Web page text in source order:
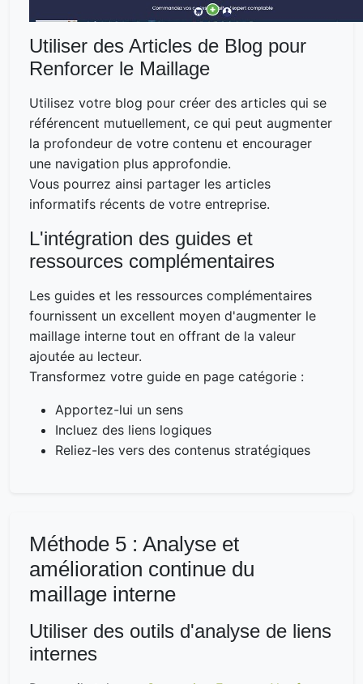
Utiliser des Articles de Blog pour
Renforcer le Maillage
Utilisez votre blog pour créer des articles qui se
référencent mutuellement, ce qui peut augmenter
la profondeur de votre contenu et encourager
une navigation plus approfondie.
Vous pourrez ainsi partager les articles
informatifs récents de votre entreprise.
L'intégration des guides et
ressources complémentaires
Les guides et les ressources complémentaires
fournissent un excellent moyen d'augmenter le
maillage interne tout en offrant de la valeur
ajoutée au lecteur.
Transformez votre guide en page catégorie :
Apportez-lui un sens
Incluez des liens logiques
Reliez-les vers des contenus stratégiques
Méthode 5 : Analyse et
amélioration continue du
maillage interne
Utiliser des outils d'analyse de liens
internes